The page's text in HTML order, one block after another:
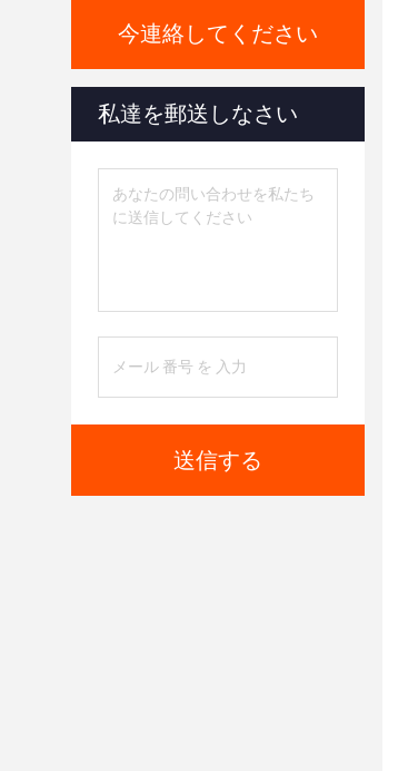
今連絡してください
私達を郵送しなさい
送信する